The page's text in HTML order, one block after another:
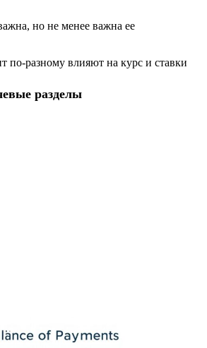
но не менее важна ее
по-разному влияют на курс и ставки
разделы